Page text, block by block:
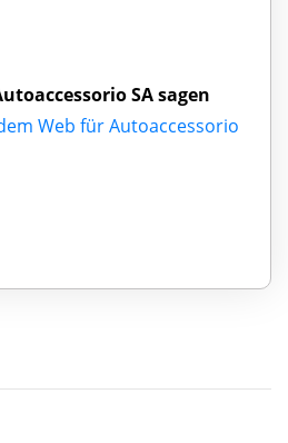
SA sagen
Web für Autoaccessorio